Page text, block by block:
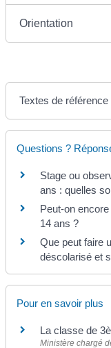
Orientation
Textes de référence
Questions ?
Stage ou
ans : quelles
Peut-on
14 ans ?
Que peut faire
déscolarisé et
Pour en savoir plus
La classe de
Ministère chargé